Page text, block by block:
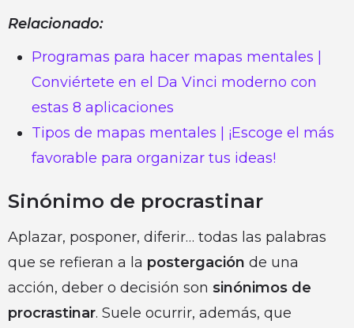
Relacionado:
Programas para hacer mapas mentales |
Conviértete en el Da Vinci moderno con
estas 8 aplicaciones
Tipos de mapas mentales | ¡Escoge el más
favorable para organizar tus ideas!
Sinónimo de procrastinar
Aplazar, posponer, diferir… todas las palabras
que se refieran a la postergación de una
acción, deber o decisión son sinónimos de
procrastinar. Suele ocurrir, además, que